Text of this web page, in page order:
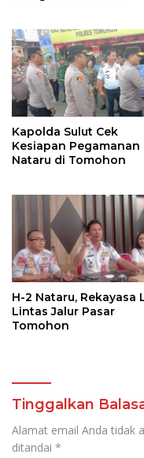
Kapolda Sulut Cek
Kesiapan Pegamanan
Nataru di Tomohon
H-2 Nataru, Rekayasa
Lintas Jalur Pasar
Tomohon
Tinggalkan
Alamat email Anda tidak
ditandai *